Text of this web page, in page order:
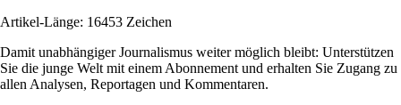
Artikel-Länge: 16453 Zeichen
Damit unabhängiger Journalismus weiter möglich bleibt: Unterstützen
Sie die junge Welt mit einem Abonnement und erhalten Sie Zugang zu
allen Analysen, Reportagen und Kommentaren.